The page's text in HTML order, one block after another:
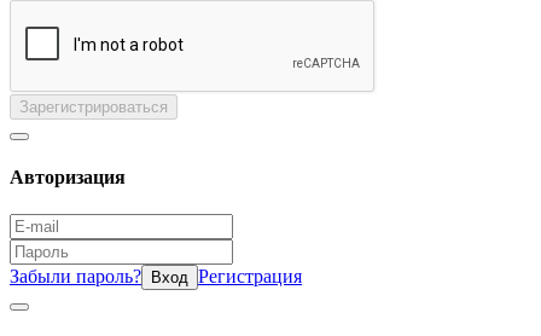
Зарегистрироваться
Авторизация
Забыли пароль? Вход Регистрация